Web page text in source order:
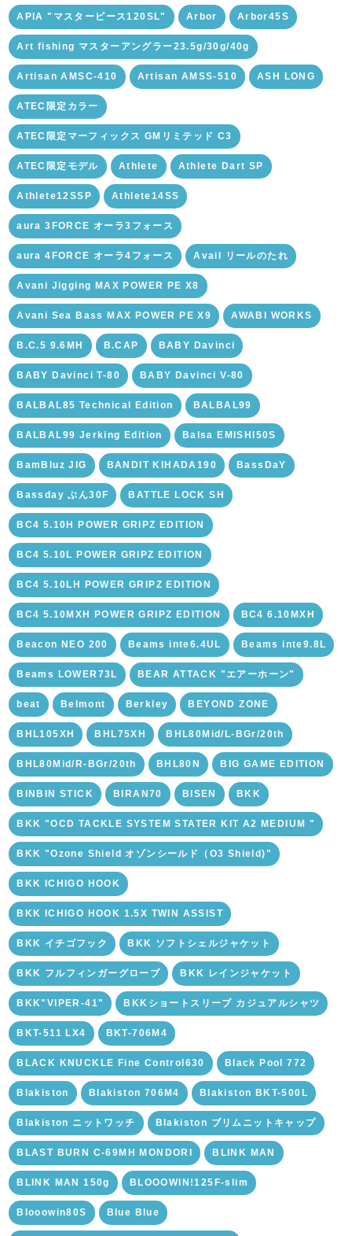
APIA "マスターピース120SL" Arbor Arbor45S
Art fishing マスターアングラー23.5g/30g/40g
Artisan AMSC-410 Artisan AMSS-510 ASH LONG
ATEC限定カラー
ATEC限定マーフィックス GMリミテッド C3
ATEC限定モデル Athlete Athlete Dart SP
Athlete12SSP Athlete14SS
aura 3FORCE オーラ3フォース
aura 4FORCE オーラ4フォース Avail リールのたれ
Avani Jigging MAX POWER PE X8
Avani Sea Bass MAX POWER PE X9 AWABI WORKS
B.C.5 9.6MH B.CAP BABY Davinci
BABY Davinci T-80 BABY Davinci V-80
BALBAL85 Technical Edition BALBAL99
BALBAL99 Jerking Edition Balsa EMISHI50S
BamBluz JIG BANDIT KIHADA190 BassDaY
Bassday ぶん30F BATTLE LOCK SH
BC4 5.10H POWER GRIPZ EDITION
BC4 5.10L POWER GRIPZ EDITION
BC4 5.10LH POWER GRIPZ EDITION
BC4 5.10MXH POWER GRIPZ EDITION BC4 6.10MXH
Beacon NEO 200 Beams inte6.4UL Beams inte9.8L
Beams LOWER73L BEAR ATTACK "エアーホーン"
beat Belmont Berkley BEYOND ZONE
BHL105XH BHL75XH BHL80Mid/L-BGr/20th
BHL80Mid/R-BGr/20th BHL80N BIG GAME EDITION
BINBIN STICK BIRAN70 BISEN BKK
BKK "OCD TACKLE SYSTEM STATER KIT A2 MEDIUM "
BKK "Ozone Shield オゾンシールド（O3 Shield)"
BKK ICHIGO HOOK
BKK ICHIGO HOOK 1.5X TWIN ASSIST
BKK イチゴフック BKK ソフトシェルジャケット
BKK フルフィンガーグローブ BKK レインジャケット
BKK"VIPER-41" BKKショートスリーブ カジュアルシャツ
BKT-511 LX4 BKT-706M4
BLACK KNUCKLE Fine Control630 Black Pool 772
Blakiston Blakiston 706M4 Blakiston BKT-500L
Blakiston ニットワッチ Blakiston ブリムニットキャップ
BLAST BURN C-69MH MONDORI BLINK MAN
BLINK MAN 150g BLOOOWIN!125F-slim
Blooowin80S Blue Blue